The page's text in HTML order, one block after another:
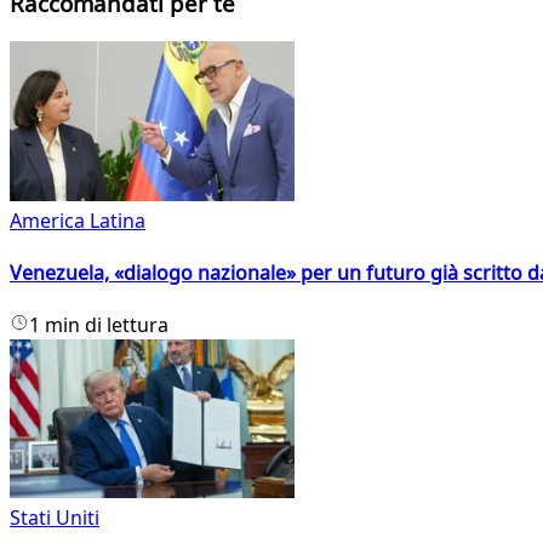
America Latina
Venezuela, «dialogo nazionale» per un futuro già scritto
1 min di lettura
Stati Uniti